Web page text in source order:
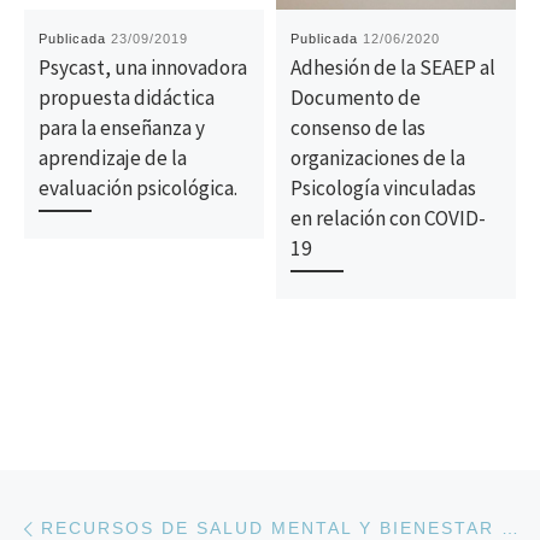
Publicada23/09/2019
Psycast, una innovadora
propuesta didáctica
para la enseñanza y
aprendizaje de la
evaluación psicológica.
Publicada 12/06/2020
Adhesión de la SEAEP al
Documento de
consenso de las
organizaciones de la
Psicología vinculadas
en relación con COVID-
19
Navegación de la entrada RECURSOS DE SALUD MENTAL Y BIENESTAR EMOCIONAL DURANTE LA CRISIS DEL CORONAVIRUS.